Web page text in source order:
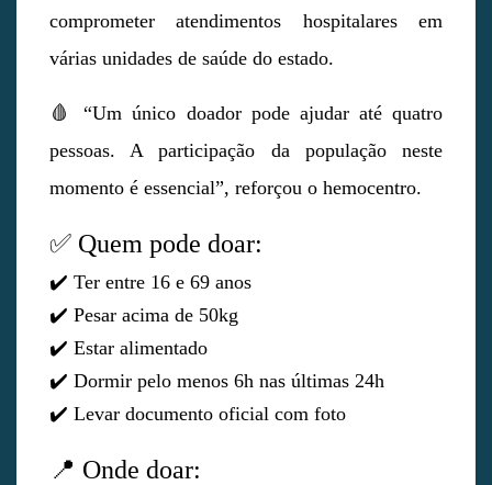
comprometer atendimentos hospitalares em
várias unidades de saúde do estado.
🩸 “Um único doador pode ajudar até quatro
pessoas. A participação da população neste
momento é essencial”, reforçou o hemocentro.
✅ Quem pode doar:
✔️ Ter entre 16 e 69 anos
✔️ Pesar acima de 50kg
✔️ Estar alimentado
✔️ Dormir pelo menos 6h nas últimas 24h
✔️ Levar documento oficial com foto
📍 Onde doar: